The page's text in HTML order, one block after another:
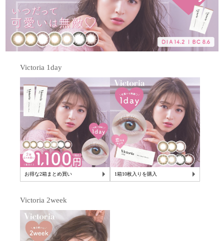
Victoria 1day
お得な2箱まとめ買い 1箱10枚入りを購入
Victoria 2week